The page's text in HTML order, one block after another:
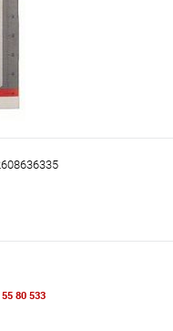
80 533